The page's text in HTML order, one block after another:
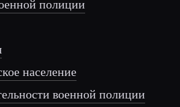
полиции
население
военной полиции